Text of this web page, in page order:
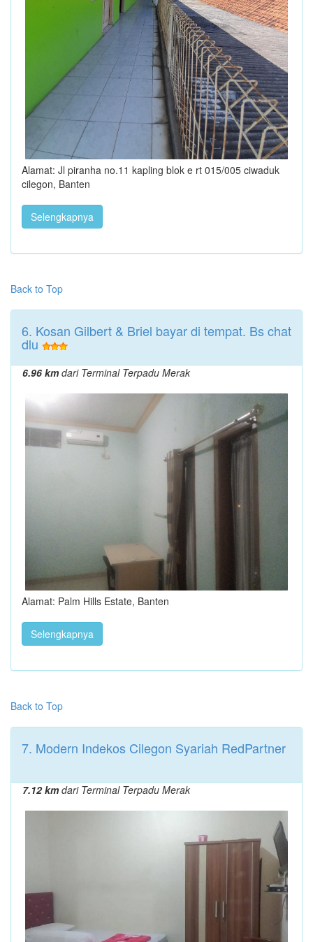
Alamat: Jl piranha no.11 kapling blok e rt 015/005 ciwaduk
cilegon, Banten
Selengkapnya
Back to Top
6. Kosan Gilbert & Briel bayar di tempat. Bs chat
dlu
6.96 kmdari Terminal Terpadu Merak
Alamat: Palm Hills Estate, Banten
Selengkapnya
Back to Top
7. Modern Indekos Cilegon Syariah RedPartner
7.12 kmdari Terminal Terpadu Merak